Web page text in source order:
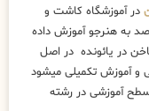
در آموزشگاه کاشت و
به هنرجو آموزش داده
در یائونده در اصل
آموزش تکمیلی میشود
متقاضیان با شرکت در این دوره در واقع در 3 سطح آموزشی در رشته